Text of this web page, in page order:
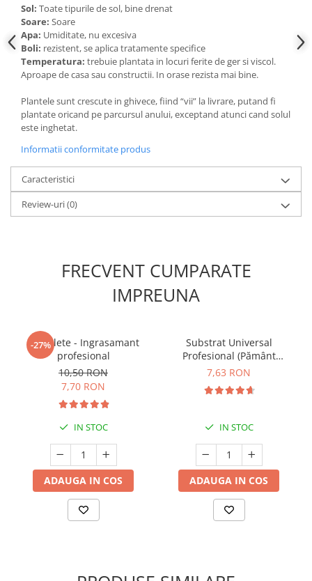
Sol: Toate tipurile de sol, bine drenat
Soare: Soare
Apa: Umiditate, nu excesiva
Boli: rezistent, se aplica tratamente specifice
Temperatura: trebuie plantata in locuri ferite de ger si viscol.
Aproape de casa sau constructii. In orase rezista mai bine.
Plantele sunt crescute in ghivece, fiind “vii” la livrare, putand fi
plantate oricand pe parcursul anului, exceptand atunci cand solul
este inghetat.
Informatii conformitate produs
Caracteristici
Review-uri(0)
FRECVENT CUMPARATE
IMPREUNA
-27%
5 Tablete - Ingrasamant
profesional
10,50 RON
7,70 RON
IN STOC
ADAUGA IN COS
Substrat Universal
Profesional (Pământ
Premium) - 5 L
7,63 RON
IN STOC
ADAUGA IN COS